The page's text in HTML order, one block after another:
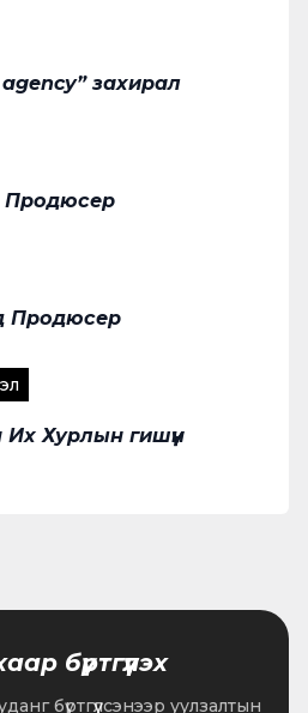
захирал
Продюсер
Продюсер
Хурлын гишүүн
бүртгүүлэх
бүртгүүлсэнээр уулзалтын